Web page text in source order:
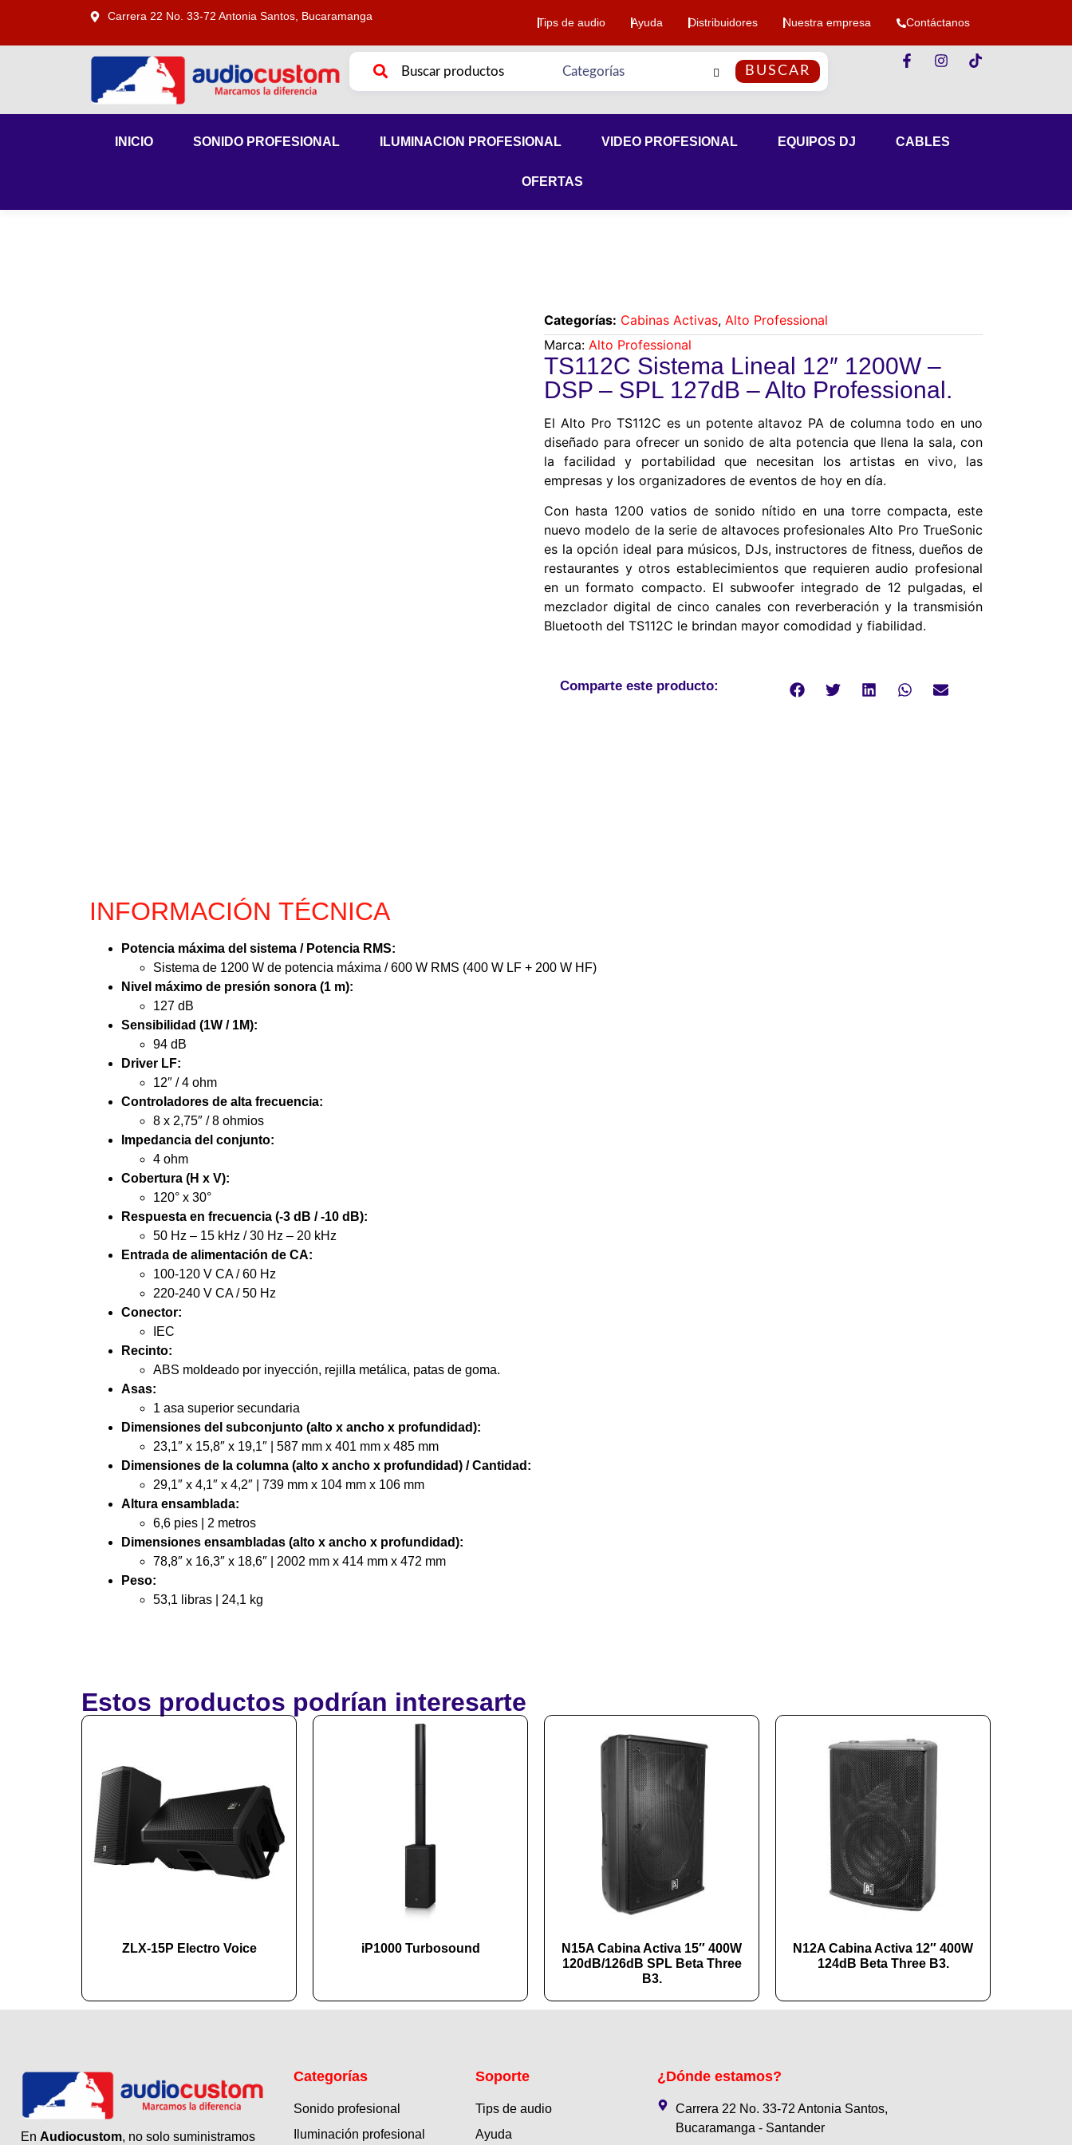
Carrera 22 No. 33-72 Antonia Santos, Bucaramanga Tips de audio Ayuda Distribuidores Nuestra empresa Contáctanos
BUSCAR
INICIO SONIDO PROFESIONAL ILUMINACION PROFESIONAL VIDEO PROFESIONAL EQUIPOS DJ CABLES
OFERTAS
Categorías: Cabinas Activas, Alto Professional
Marca: Alto Professional
TS112C Sistema Lineal 12″ 1200W –
DSP – SPL 127dB – Alto Professional.
El Alto Pro TS112C es un potente altavoz PA de columna todo en uno
diseñado para ofrecer un sonido de alta potencia que llena la sala, con
la facilidad y portabilidad que necesitan los artistas en vivo, las
empresas y los organizadores de eventos de hoy en día.
Con hasta 1200 vatios de sonido nítido en una torre compacta, este
nuevo modelo de la serie de altavoces profesionales Alto Pro TrueSonic
es la opción ideal para músicos, DJs, instructores de fitness, dueños de
restaurantes y otros establecimientos que requieren audio profesional
en un formato compacto. El subwoofer integrado de 12 pulgadas, el
mezclador digital de cinco canales con reverberación y la transmisión
Bluetooth del TS112C le brindan mayor comodidad y fiabilidad.
Comparte este producto:
INFORMACIÓN TÉCNICA
Potencia máxima del sistema / Potencia RMS:
Sistema de 1200 W de potencia máxima / 600 W RMS (400 W LF + 200 W HF)
Nivel máximo de presión sonora (1 m):
127 dB
Sensibilidad (1W / 1M):
94 dB
Driver LF:
12″ / 4 ohm
Controladores de alta frecuencia:
8 x 2,75″ / 8 ohmios
Impedancia del conjunto:
4 ohm
Cobertura (H x V):
120° x 30°
Respuesta en frecuencia (-3 dB / -10 dB):
50 Hz – 15 kHz / 30 Hz – 20 kHz
Entrada de alimentación de CA:
100-120 V CA / 60 Hz
220-240 V CA / 50 Hz
Conector:
IEC
Recinto:
ABS moldeado por inyección, rejilla metálica, patas de goma.
Asas:
1 asa superior secundaria
Dimensiones del subconjunto (alto x ancho x profundidad):
23,1″ x 15,8″ x 19,1″ | 587 mm x 401 mm x 485 mm
Dimensiones de la columna (alto x ancho x profundidad) / Cantidad:
29,1″ x 4,1″ x 4,2″ | 739 mm x 104 mm x 106 mm
Altura ensamblada:
6,6 pies | 2 metros
Dimensiones ensambladas (alto x ancho x profundidad):
78,8″ x 16,3″ x 18,6″ | 2002 mm x 414 mm x 472 mm
Peso:
53,1 libras | 24,1 kg
Estos productos podrían interesarte
ZLX-15P Electro Voice iP1000 Turbosound
N15A Cabina Activa 15″ 400W
120dB/126dB SPL Beta Three
B3.
N12A Cabina Activa 12″ 400W
124dB Beta Three B3.
En Audiocustom, no solo suministramos
Categorías
Sonido profesional
Iluminación profesional
Soporte
Tips de audio
Ayuda
¿Dónde estamos?
Carrera 22 No. 33-72 Antonia Santos,
Bucaramanga - Santander